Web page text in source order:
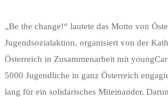
„Be the change!“ lautete das Motto von
Jugendsozialaktion, organisiert von der
Österreich in Zusammenarbeit mit
5000 Jugendliche in ganz Österreich
lang für ein solidarisches Miteinander.